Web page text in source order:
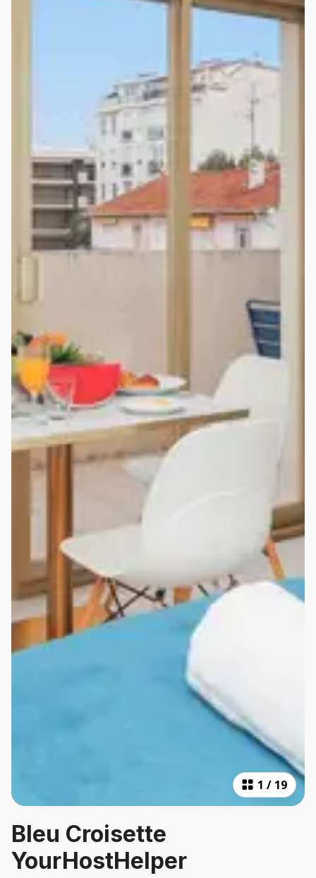
1 / 19
Bleu Croisette
YourHostHelper